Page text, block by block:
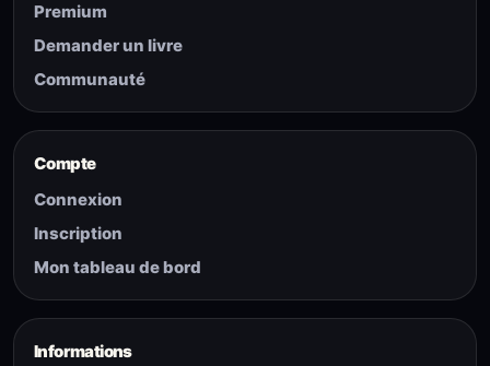
Premium
Demander un livre
Communauté
Compte
Connexion
Inscription
Mon tableau de bord
Informations